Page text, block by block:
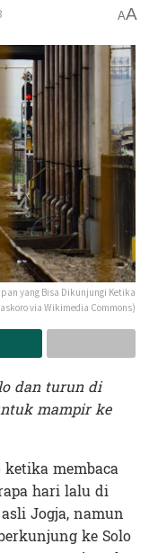
AA
yang Bisa Dikunjungi Ketika
via Wikimedia Commons)
dan turun di
mampir ke
membaca
hari lalu di
Jogja, namun
ke Solo